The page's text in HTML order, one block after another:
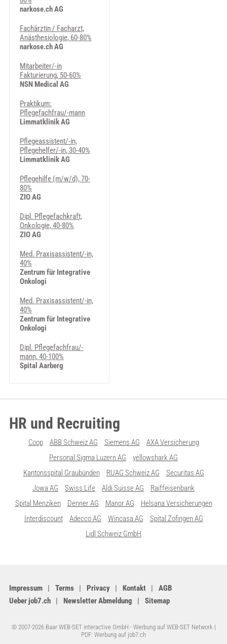
narkose.ch AG
Fachärztin / Facharzt,
Anästhesiologie, 60-80%
narkose.ch AG
Mitarbeiter/-in
Fakturierung, 50-60%
NSN Medical AG
Praktikum:
Pflegefachfrau/-mann
Limmatklinik AG
Pflegeassistent/-in,
Pflegehelfer/-in, 30-40%
Limmatklinik AG
Pflegehilfe (m/w/d), 70-
80%
ZIO AG
Dipl. Pflegefachkraft,
Onkologie, 40-80%
ZIO AG
Med. Praxisassistent/-in,
40%
Zentrum für Integrative
Onkologi
Med. Praxisassistent/-in,
40%
Zentrum für Integrative
Onkologi
Dipl. Pflegefachfrau/-
mann, 40-100%
Spital Aarberg
HR und Recruiting
Coop ABB Schweiz AG Siemens AG
AXA Versicherung
Personal Sigma Luzern AG
yellowshark AG
Kantonsspital Graubünden
RUAG Schweiz AG
Securitas AG
Jowa AG
Swiss Life Aldi Suisse AG
Raiffeisenbank
Spital Menziken
Denner AG Manor AG
Helsana Versicherungen
Interdiscount
Adecco AG Wincasa AG
Spital Zofingen AG
Lidl Schweiz GmbH
Impressum Terms Privacy Kontakt
AGB
Ueber job7.ch
Newsletter Abmeldung Sitemap
© 2007-2026 Baar WEB-SET interactive GmbH - Werbung auf WEB-SET Network |
PDF: Werbung auf job7.ch